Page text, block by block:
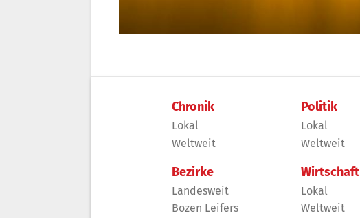
Chronik
Lokal
Weltweit
Bezirke
Landesweit
Bozen Leifers
Politik
Lokal
Weltweit
Wirtschaft
Lokal
Weltweit